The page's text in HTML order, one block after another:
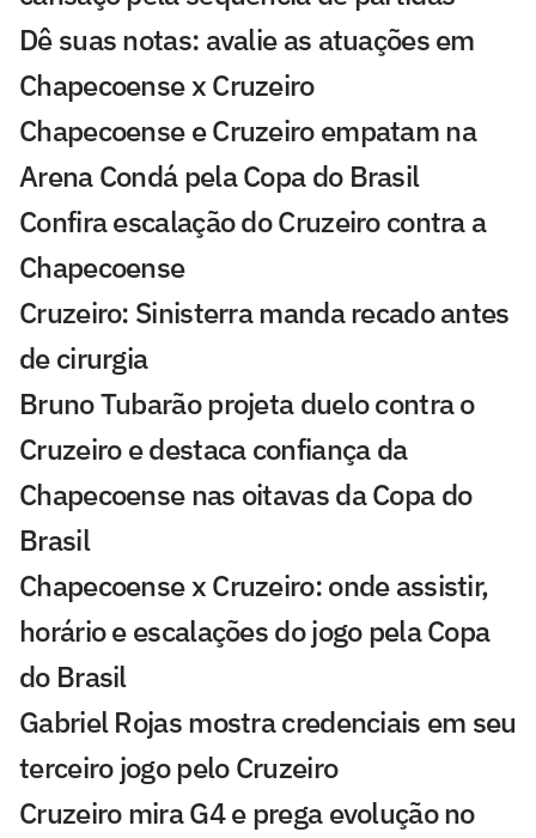
Dê suas notas: avalie as atuações em
Chapecoense x Cruzeiro
Chapecoense e Cruzeiro empatam na
Arena Condá pela Copa do Brasil
Confira escalação do Cruzeiro contra a
Chapecoense
Cruzeiro: Sinisterra manda recado antes
de cirurgia
Bruno Tubarão projeta duelo contra o
Cruzeiro e destaca confiança da
Chapecoense nas oitavas da Copa do
Brasil
Chapecoense x Cruzeiro: onde assistir,
horário e escalações do jogo pela Copa
do Brasil
Gabriel Rojas mostra credenciais em seu
terceiro jogo pelo Cruzeiro
Cruzeiro mira G4 e prega evolução no